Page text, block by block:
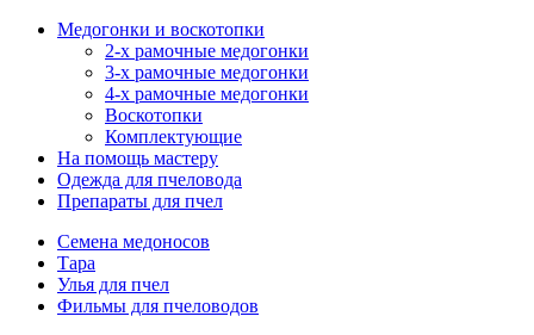
Медогонки и воскотопки
2-х рамочные медогонки
3-х рамочные медогонки
4-х рамочные медогонки
Воскотопки
Комплектующие
На помощь мастеру
Одежда для пчеловода
Препараты для пчел
Семена медоносов
Тара
Улья для пчел
Фильмы для пчеловодов